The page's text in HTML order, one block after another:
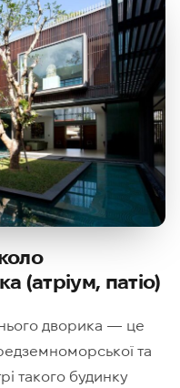
(атріум, патіо)
дворика — це
та
такого будинку